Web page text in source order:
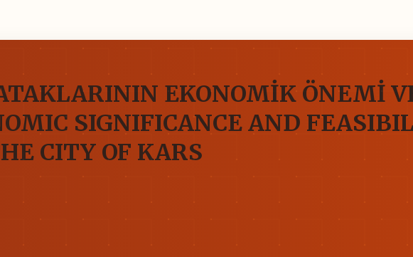
EKONOMİK ÖNEMİ
SIGNIFICANCE AND
CITY OF KARS